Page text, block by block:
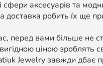
сфери аксесуарів та
доставка робить їх ще
перед вами більше не
ціною
Jewelry завжди дбає